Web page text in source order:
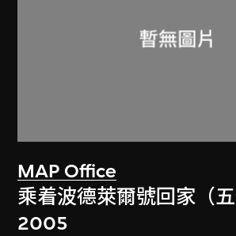
MAP Office
乘着波德萊爾號回家（五
2005